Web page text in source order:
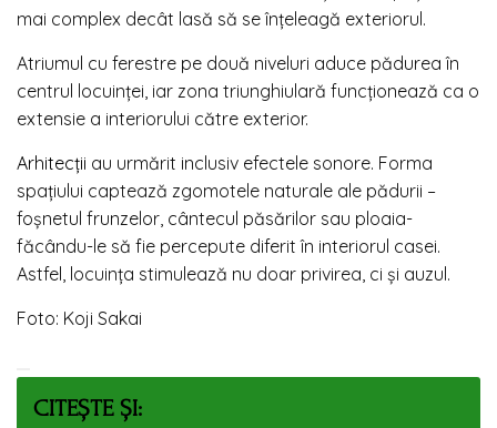
mai complex decât lasă să se înțeleagă exteriorul.
Atriumul cu ferestre pe două niveluri aduce pădurea în
centrul locuinței, iar zona triunghiulară funcționează ca o
extensie a interiorului către exterior.
Arhitecții au urmărit inclusiv efectele sonore. Forma
spațiului captează zgomotele naturale ale pădurii –
foșnetul frunzelor, cântecul păsărilor sau ploaia-
făcându-le să fie percepute diferit în interiorul casei.
Astfel, locuința stimulează nu doar privirea, ci și auzul.
Foto: Koji Sakai
CITEȘTE ȘI: